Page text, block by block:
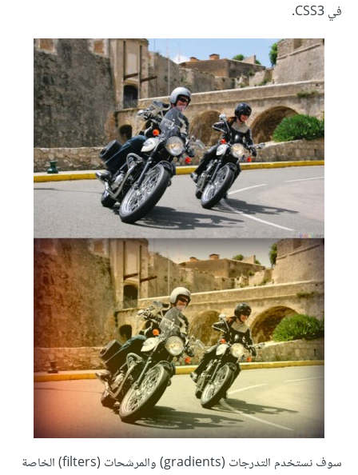
في CSS3.
سوف نستخدم التدرجات (gradients) والمرشحات (filters) الخاصة